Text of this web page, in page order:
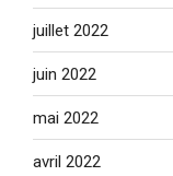
juillet 2022
juin 2022
mai 2022
avril 2022